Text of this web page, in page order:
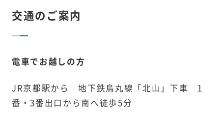
交通のご案内
電車でお越しの方
JR京都駅から 地下鉄烏丸線「北山」下車 1
番・3番出口から南へ徒歩5分